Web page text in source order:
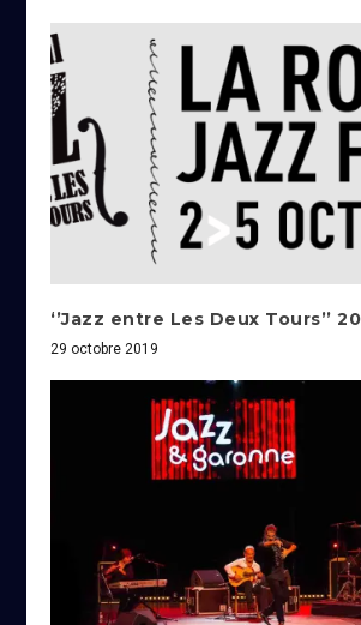
‘’Jazz entre Les Deux Tours’’
29 octobre 2019